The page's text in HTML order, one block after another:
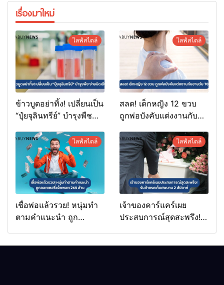
เรื่องมาใหม่
ไลฟ์สไตล์
ข้าวบูดอย่าทิ้ง! เปลี่ยนเป็น
“ปุ๋ยจุลินทรีย์” บำรุงพืช
ไลฟ์สไตล์
สลด! เด็กหญิง 12 ขวบ
ถูกพ่อบังคับแต่งงานกับ
ไลฟ์สไตล์
เชื่อพ่อแล้วรวย! หนุ่มทำ
ตามคำแนะนำ ถูก
ไลฟ์สไตล์
เจ้าของคาร์แคร์เผย
ประสบการณ์สุดสะพรึง!